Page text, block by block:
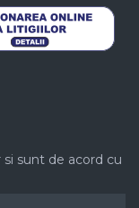
sunt de acord cu